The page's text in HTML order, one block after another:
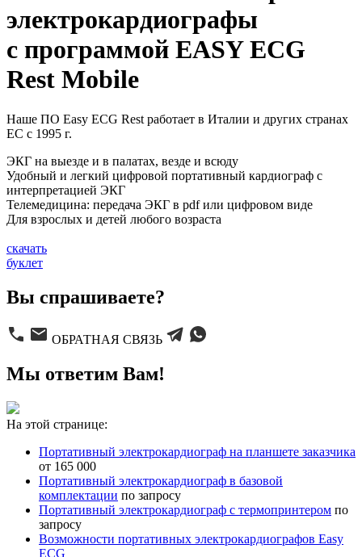
электрокардиографы
с программой EASY ECG
Rest Mobile
Наше ПО Easy ECG Rest работает в Италии и других странах
ЕС с 1995 г.
ЭКГ на выезде и в палатах, везде и всюду
Удобный и легкий цифровой портативный кардиограф с
интерпретацией ЭКГ
Телемедицина: передача ЭКГ в pdf или цифровом виде
Для взрослых и детей любого возраста
скачать
буклет
Вы спрашиваете?
ОБРАТНАЯ СВЯЗЬ
Мы ответим Вам!
На этой странице:
Портативный электрокардиограф на планшете заказчика
от 165 000
Портативный электрокардиограф в базовой
комплектации по запросу
Портативный электрокардиограф с термопринтером по
запросу
Возможности портативных электрокардиографов Easy
ECG